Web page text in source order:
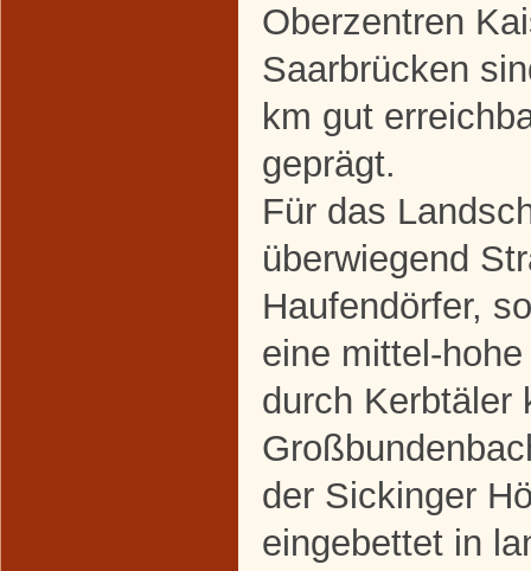
Oberzentren
Saarbrücken
km gut
geprägt.
Für das
überwiegend
Haufendörfer,
eine mittel-
durch Kerbtäler
der Sickinger
eingebettet in